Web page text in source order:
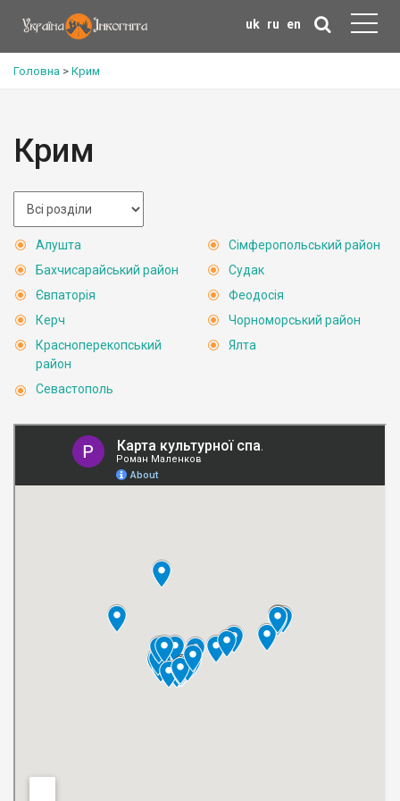
uk ru en
Головна > Крим
Крим
Алушта
Бахчисарайський район
Євпаторія
Керч
Красноперекопський
район
Севастополь
Сімферопольський район
Судак
Феодосія
Чорноморський район
Ялта